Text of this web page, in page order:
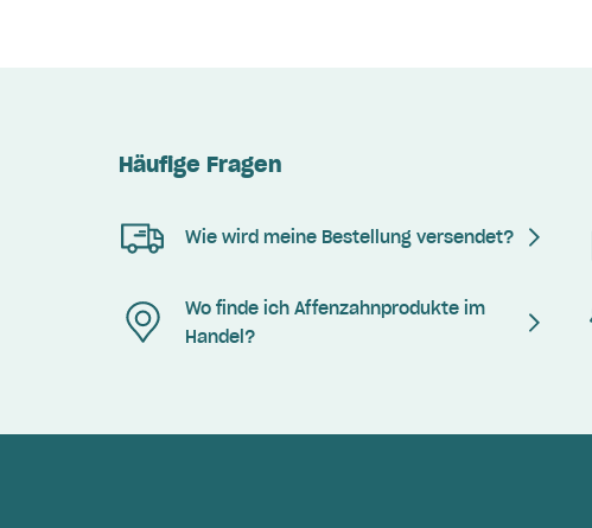
Häufige Fragen
Wie wird meine Bestellung versendet?
Wo finde ich Affenzahnprodukte im
Handel?